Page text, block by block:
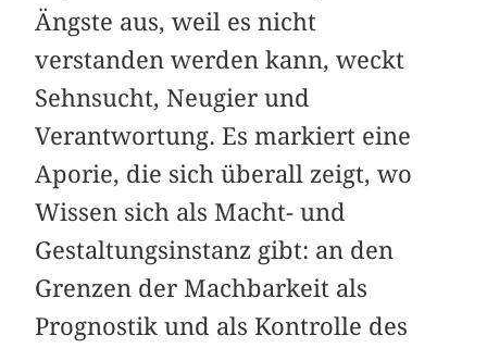
Ängste aus, weil es nicht
verstanden werden kann, weckt
Sehnsucht, Neugier und
Verantwortung. Es markiert eine
Aporie, die sich überall zeigt, wo
Wissen sich als Macht- und
Gestaltungsinstanz gibt: an den
Grenzen der Machbarkeit als
Prognostik und als Kontrolle des